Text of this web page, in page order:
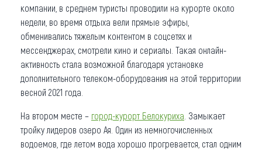
компании, в среднем туристы проводили на курорте около
недели, во время отдыха вели прямые эфиры,
обменивались тяжелым контентом в соцсетях и
мессенджерах, смотрели кино и сериалы. Такая онлайн-
активность стала возможной благодаря установке
дополнительного телеком-оборудования на этой территории
весной 2021 года.
На втором месте – город-курорт Белокуриха . Замыкает
тройку лидеров озеро Ая. Один из немногочисленных
водоемов, где летом вода хорошо прогревается, стал одним